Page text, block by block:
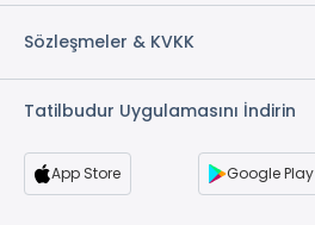
Sözleşmeler & KVKK
Tatilbudur Uygulamasını İndirin
App Store Google Play